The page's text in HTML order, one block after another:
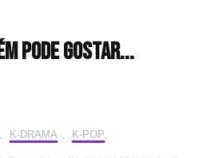
pode gostar...
, K-DRAMA , K-POP